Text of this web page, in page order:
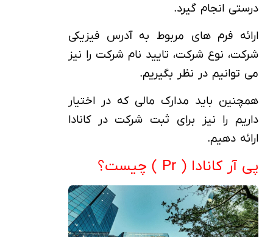
درستی انجام گیرد.
ارائه فرم های مربوط به آدرس فیزیکی
شرکت، نوع شرکت، تایید نام شرکت را نیز
می توانیم در نظر بگیریم.
همچنین باید مدارک مالی که در اختیار
داریم را نیز برای ثبت شرکت در کانادا
ارائه دهیم.
پی آر کانادا ( Pr ) چیست؟